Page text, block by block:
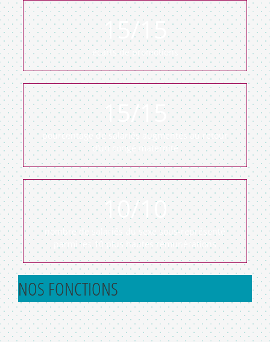
15/15
écarts de promotions
15/15
pourcentage de salariés augmentés au retour
d’un congé maternité
10/10
nombre de salariés du sexe sous-représenté
parmi les 10 plus hautes rémunérations
NOS FONCTIONS